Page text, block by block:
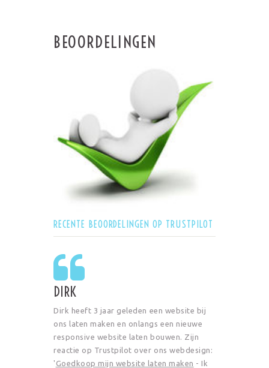
BEOORDELINGEN
RECENTE BEOORDELINGEN OP TRUSTPILOT
DIRK
Dirk heeft 3 jaar geleden een website bij
ons laten maken en onlangs een nieuwe
responsive website laten bouwen. Zijn
reactie op Trustpilot over ons webdesign:
' Goedkoop mijn website laten maken - Ik